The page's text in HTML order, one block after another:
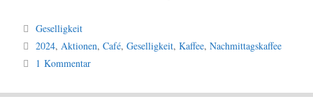
Kategorien
Geselligkeit
Schlagwörter
2024,Aktionen,Café,Geselligkeit,Kaffee,Nachmittagskaffee
1 Kommentar